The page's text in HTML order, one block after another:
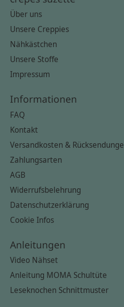
Über uns
Unsere Creppies
Nähkästchen
Unsere Stoffe
Impressum
Informationen
FAQ
Kontakt
Versandkosten &
Zahlungsarten
AGB
Widerrufsbelehrung
Datenschutzerklärung
Cookie Infos
Anleitungen
Video Nähset
Anleitung MOMA Schultüte
Leseknochen Schnittmuster